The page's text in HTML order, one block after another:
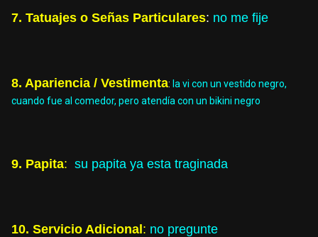
7. Tatuajes o Señas Particulares: no me fije
8. Apariencia / Vestimenta: la vi con un vestido negro,
cuando fue al comedor, pero atendía con un bikini negro
9. Papita: su papita ya esta traginada
10. Servicio Adicional: no pregunte